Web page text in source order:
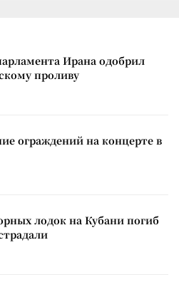
Ирана одобрил
проливу
ограждений на концерте в
лодок на Кубани погиб